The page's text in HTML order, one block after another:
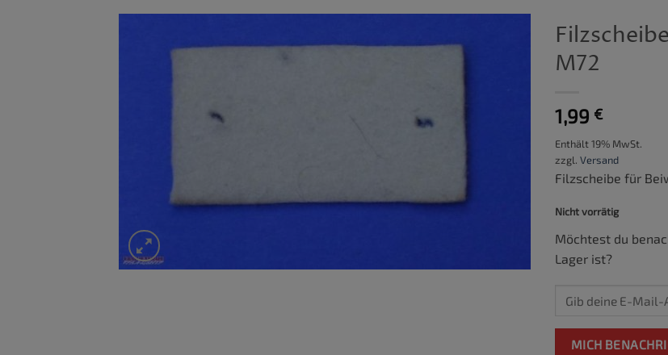
M72
1,99 €
Enthält 19% MwSt.
zzgl. Versand
Filzscheibe für
Nicht vorrätig
Möchtest du
Lager ist?
MICH